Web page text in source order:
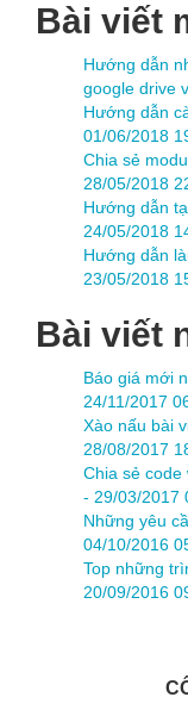
Bài viết
Hướng dẫn
google drive
Hướng dẫn
01/06/2018
Chia sẻ
28/05/2018
Hướng dẫn
24/05/2018
Hướng dẫn
23/05/2018
Bài viết
Báo giá mới
24/11/2017
Xào nấu bài
28/08/2017
Chia sẻ code
- 29/03/2017
Những yêu
04/10/2016
Top những
20/09/2016